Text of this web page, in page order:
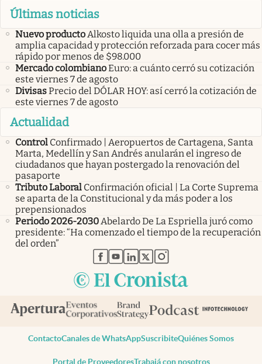
Últimas noticias
Nuevo productoAlkosto liquida una olla a presión de
amplia capacidad y protección reforzada para cocer más
rápido por menos de $98.000
Mercado colombianoEuro: a cuánto cerró su cotización
este viernes 7 de agosto
DivisasPrecio del DÓLAR HOY: así cerró la cotización de
este viernes 7 de agosto
Actualidad
Control Confirmado | Aeropuertos de Cartagena, Santa
Marta, Medellín y San Andrés anularán el ingreso de
ciudadanos que hayan postergado la renovación del
pasaporte
Tributo Laboral Confirmación oficial | La Corte Suprema
se aparta de la Constitucional y da más poder a los
prepensionados
Periodo 2026-2030Abelardo De La Espriella juró como
presidente: “Ha comenzado el tiempo de la recuperación
del orden”
abre en nueva pestaña
abre en nueva pestaña
abre en nueva pestaña
abre en nueva pestaña
abre en nueva pestaña
ContactoCanales de WhatsAppSuscribiteQuiénes Somos
Portal de ProveedoresTrabajá con nosotros